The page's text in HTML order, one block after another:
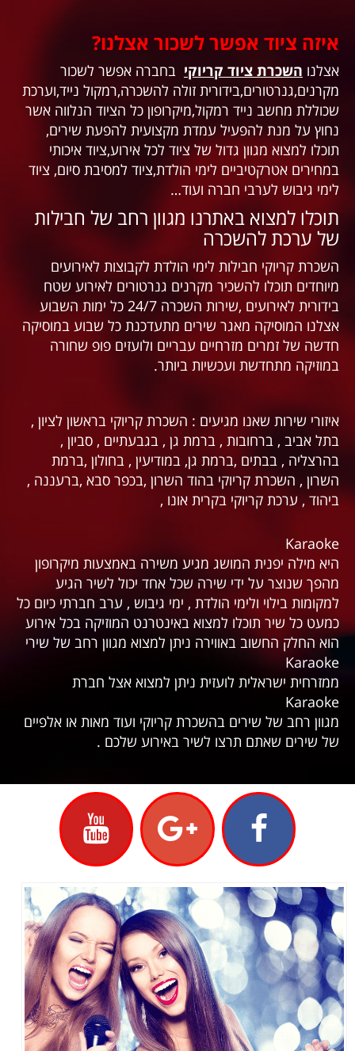
איזה ציוד אפשר לשכור אצלנו?
אצלנו השכרת ציוד קריוקי בחברה אפשר לשכור
מקרנים,גנרטורים,בידורית זולה להשכרה,רמקול נייד,וערכת
שכוללת מחשב נייד רמקול,מיקרופון כל הציוד הנלווה אשר
נחוץ על מנת להפעיל עמדת מקצועית להפעת שירים,
תוכלו למצוא מגוון גדול של ציוד לכל אירוע,ציוד איכותי
במחירים אטרקטיביים לימי הולדת,ציוד למסיבת סיום, ציוד
לימי גיבוש לערבי חברה ועוד…
תוכלו למצוא באתרנו מגוון רחב של חבילות
של ערכת להשכרה
השכרת קריוקי חבילות לימי הולדת לקבוצות לאירועים
מיוחדים תוכלו להשכיר מקרנים גנרטורים לאירוע שטח
בידורית לאירועים ,שירות השכרה 24/7 כל ימות השבוע
אצלנו המוסיקה מאגר שירים מתעדכנת כל שבוע במוסיקה
חדשה של זמרים מזרחיים עבריים ולועזים פופ שחורה
במוזיקה מתחדשת ועכשיות ביותר.
איזורי שירות שאנו מגיעים : השכרת קריוקי בראשון לציון ,
בתל אביב , ברחובות , ברמת גן , בגבעתיים , סביון ,
בהרצליה , בבתים ,ברמת גן, במודיעין , בחולון ,ברמת
השרון , השכרת קריוקי בהוד השרון ,בכפר סבא ,ברעננה ,
ביהוד , ערכת קריוקי בקרית אונו ,
Karaoke
היא מילה יפנית המושג מגיע משירה באמצעות מיקרופון
מהפך שנוצר על ידי שירה שכל אחד יכול לשיר הגיע
למקומות בילוי ולימי הולדת , ימי גיבוש , ערב חברתי כיום כל
כמעט כל שיר תוכלו למצוא באינטרנט המוזיקה בכל אירוע
הוא החלק החשוב באווירה ניתן למצוא מגוון רחב של שירי
Karaoke
ממזרחית ישראלית לועזית ניתן למצוא אצל חברת
Karaoke
מגוון רחב של שירים בהשכרת קריוקי ועוד מאות או אלפיים
של שירים שאתם תרצו לשיר באירוע שלכם .